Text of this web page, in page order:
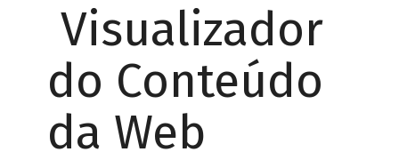
Visualizador
do Conteúdo
da Web